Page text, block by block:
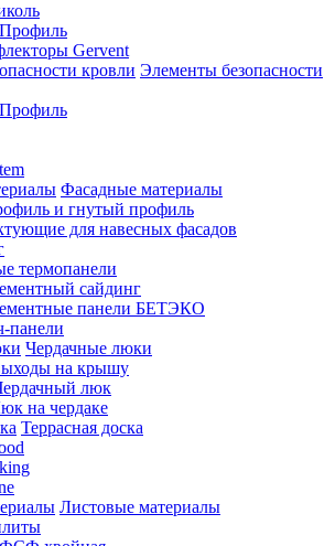
Gervent
кровли Элементы безопасности
Фасадные материалы
и гнутый профиль
для навесных фасадов
термопанели
сайдинг
панели БЕТЭКО
панели
Чердачные люки
на крышу
люк
на чердаке
Террасная доска
Листовые материалы